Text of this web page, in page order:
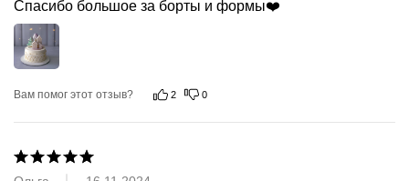
Спасибо большое за борты и формы❤️
Вам помог этот отзыв? 2 0